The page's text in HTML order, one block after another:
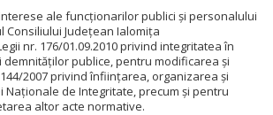
ale funcționarilor publici și personalului
Județean Ialomița
nr. 176/01.09.2010 privind integritatea în
publice, pentru modificarea şi
2007 privind înfiinţarea, organizarea şi
de Integritate, precum şi pentru
altor acte normative.